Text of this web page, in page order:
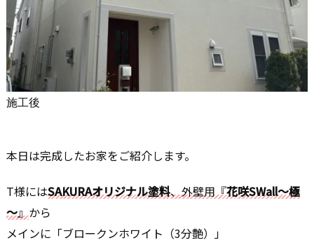
施工後
本日は完成したお家をご紹介します。
T様にはSAKURAオリジナル塗料、外壁用『花咲SWall～極
～』から
メインに「ブロークンホワイト（3分艶）」